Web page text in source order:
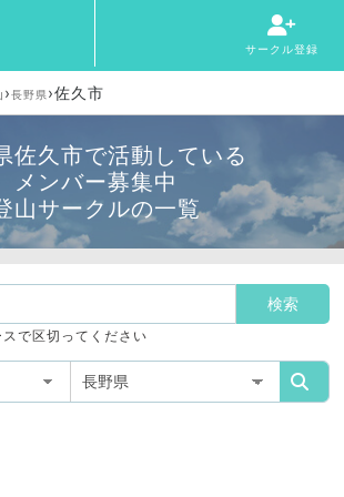
サークル登録
›長野県›佐久市
佐久市で活動している
メンバー募集中
山サークルの一覧
で区切ってください